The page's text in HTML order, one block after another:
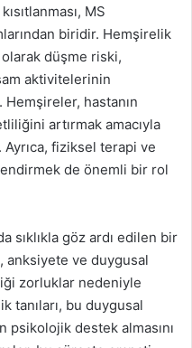
MS
biridir. Hemşirelik
olarak düşme riski,
aktivitelerinin
Hemşireler, hastanın
artırmak amacıyla
fiziksel terapi ve
de önemli bir rol
sıklıkla göz ardı edilen bir
anksiyete ve duygusal
zorluklar nedeniyle
tanıları, bu duygusal
psikolojik destek almasını